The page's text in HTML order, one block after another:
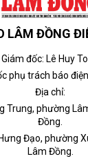
LÂM ĐỒNG
Giám đốc: Lê Huy
phụ trách báo
Địa chỉ:
Trung, phường
Đồng.
Đạo, phường
Lâm Đồng.